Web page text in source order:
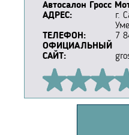
Автосалон Гросс
АДРЕС:
г.
ТЕЛЕФОН:
7
ОФИЦИАЛЬНЫЙ
САЙТ: